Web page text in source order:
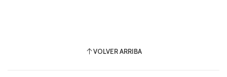
VOLVER ARRIBA